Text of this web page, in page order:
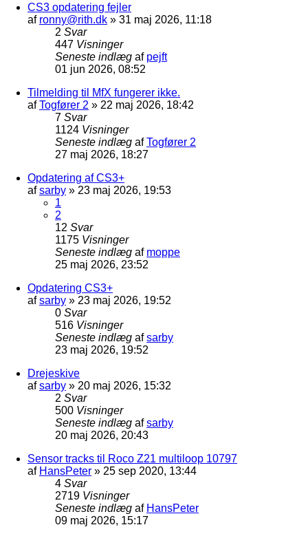
CS3 opdatering fejler
af ronny@rith.dk » 31 maj 2026, 11:18
2 Svar
447 Visninger
Seneste indlæg af pejft
01 jun 2026, 08:52
Tilmelding til MfX fungerer ikke.
afTogfører 2 » 22 maj 2026, 18:42
7 Svar
1124 Visninger
Seneste indlæg afTogfører 2
27 maj 2026, 18:27
Opdatering af CS3+
afsarby » 23 maj 2026, 19:53
1
2
12 Svar
1175 Visninger
Seneste indlæg af moppe
25 maj 2026, 23:52
Opdatering CS3+
afsarby » 23 maj 2026, 19:52
0 Svar
516 Visninger
Seneste indlæg afsarby
23 maj 2026, 19:52
Drejeskive
afsarby » 20 maj 2026, 15:32
2 Svar
500 Visninger
Seneste indlæg afsarby
20 maj 2026, 20:43
Sensor tracks til Roco Z21 multiloop 10797
af HansPeter » 25 sep 2020, 13:44
4 Svar
2719 Visninger
Seneste indlæg af HansPeter
09 maj 2026, 15:17